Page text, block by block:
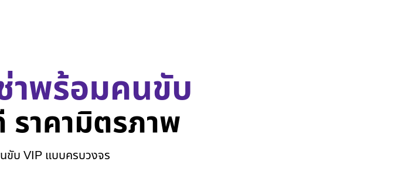
าพร้อมคนขับ
ราคามิตรภาพ
ขับ VIP แบบครบวงจร